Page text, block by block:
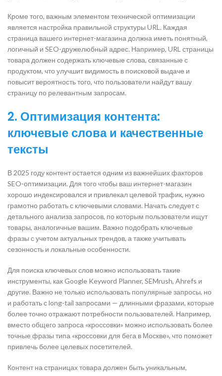
Кроме того, важным элементом технической оптимизации
является настройка правильной структуры URL. Каждая
страница вашего интернет-магазина должна иметь понятный,
логичный и SEO-дружелюбный адрес. Например, URL страницы
товара должен содержать ключевые слова, связанные с
продуктом, что улучшит видимость в поисковой выдаче и
повысит вероятность того, что пользователи найдут вашу
страницу по релевантным запросам.
2. Оптимизация контента:
ключевые слова и качественные
тексты
В 2025 году контент остается одним из важнейших факторов
SEO-оптимизации. Для того чтобы ваш интернет-магазин
хорошо индексировался и привлекал целевой трафик, нужно
грамотно работать с ключевыми словами. Начать следует с
детального анализа запросов, по которым пользователи ищут
товары, аналогичные вашим. Важно подобрать ключевые
фразы с учетом актуальных трендов, а также учитывать
сезонность и локальные особенности.
Для поиска ключевых слов можно использовать такие
инструменты, как Google Keyword Planner, SEMrush, Ahrefs и
другие. Важно не только использовать популярные запросы, но
и работать с long-tail запросами — длинными фразами, которые
более точно отражают потребности пользователей. Например,
вместо общего запроса «кроссовки» можно использовать более
точные фразы типа «кроссовки для бега в Москве», что поможет
привлечь более целевых посетителей.
Контент на страницах товара должен быть уникальным,